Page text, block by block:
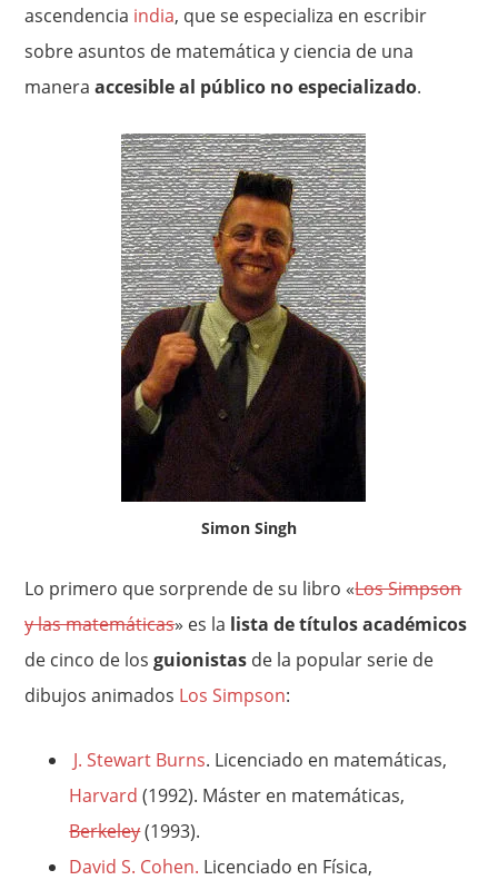
ascendencia india, que se especializa en escribir
sobre asuntos de matemática y ciencia de una
maneraaccesible al público no especializado.
Simon Singh
Lo primero que sorprende de su libro «Los Simpson
y las matemáticas» es la lista de títulos académicos
de cinco de losguionistas de la popular serie de
dibujos animados Los Simpson:
J. Stewart Burns. Licenciado en matemáticas,
Harvard (1992). Máster en matemáticas,
Berkeley(1993).
David S. Cohen. Licenciado en Física,